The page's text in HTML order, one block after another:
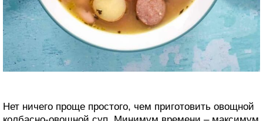
Нет ничего проще простого, чем приготовить овощной